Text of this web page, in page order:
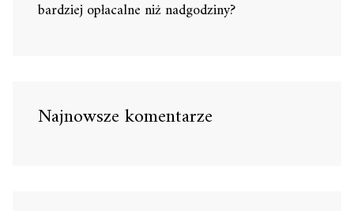
bardziej opłacalne niż nadgodziny?
Najnowsze komentarze